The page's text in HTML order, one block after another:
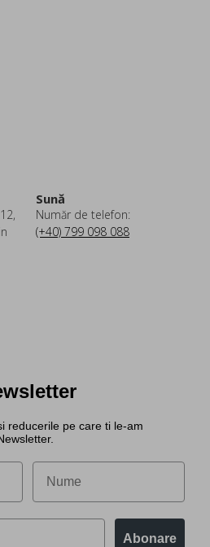
Sună
Număr de telefon:
(+40) 799 098 088
reducerile pe care ti le-am
Abonare